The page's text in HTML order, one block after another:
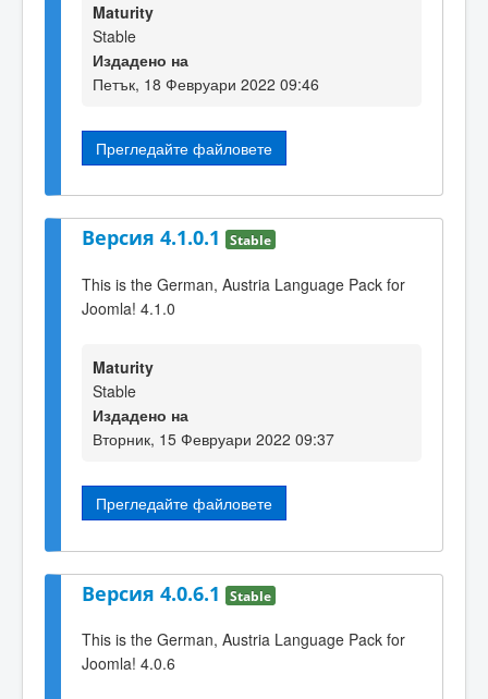
Maturity
Stable
Издадено на
Петък, 18 Февруари 2022 09:46
Прегледайте файловете
Версия 4.1.0.1 Stable
This is the German, Austria Language Pack for
Joomla! 4.1.0
Maturity
Stable
Издадено на
Вторник, 15 Февруари 2022 09:37
Прегледайте файловете
Версия 4.0.6.1 Stable
This is the German, Austria Language Pack for
Joomla! 4.0.6